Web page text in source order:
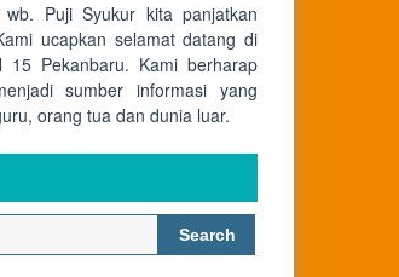
wb. Puji Syukur kita panjatkan
ucapkan selamat datang di
15 Pekanbaru. Kami berharap
sumber informasi yang
orang tua dan dunia luar.
Search
for: